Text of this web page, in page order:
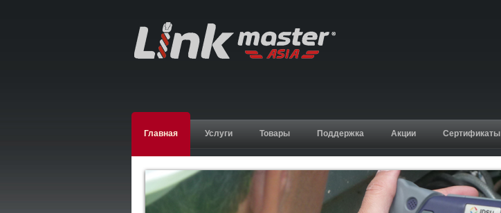
Главная Услуги Товары Поддержка Акции Сертификаты